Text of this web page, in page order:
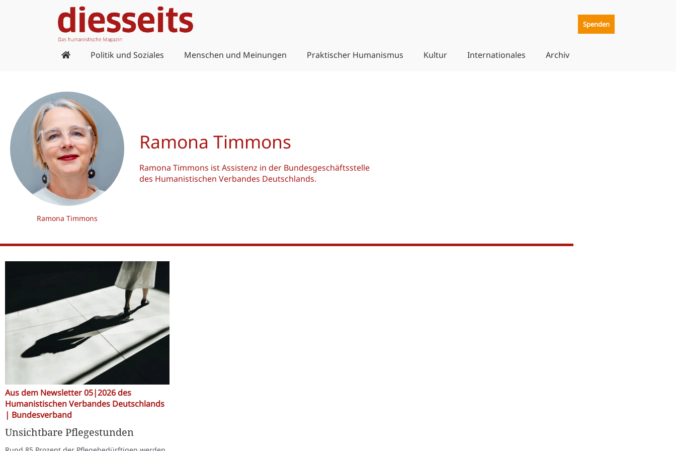
Spenden
Politik und Soziales Menschen und Meinungen Praktischer Humanismus Kultur Internationales Archiv
Ramona Timmons
Ramona Timmons
Ramona Timmons ist Assistenz in der Bundesgeschäftsstelle
des Humanistischen Verbandes Deutschlands.
Aus dem Newsletter 05|2026 des
Humanistischen Verbandes Deutschlands
| Bundesverband
Unsichtbare Pflegestunden